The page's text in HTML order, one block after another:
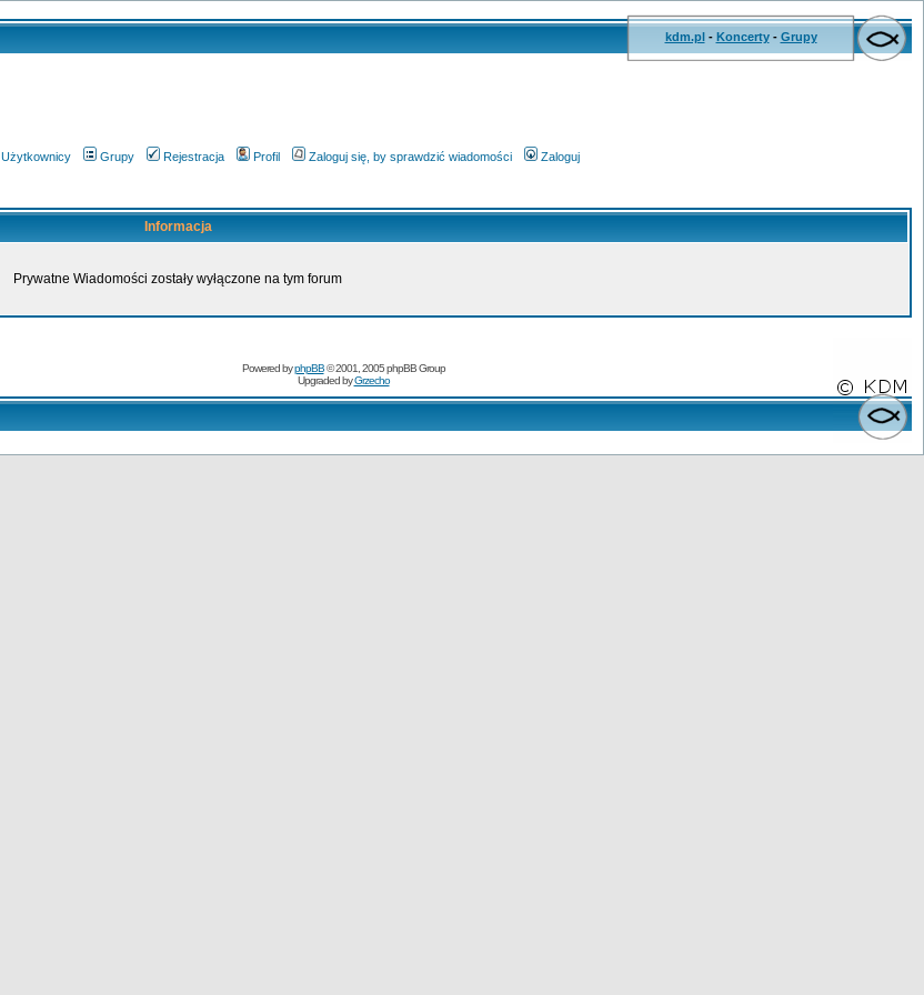
kdm.pl- Koncerty- Grupy
Użytkownicy Grupy Rejestracja Profil Zaloguj się, by sprawdzić wiadomości Zaloguj
Informacja
Prywatne Wiadomości zostały wyłączone na tym forum
Powered byphpBB© 2001, 2005 phpBB Group
Upgraded byGrzecho